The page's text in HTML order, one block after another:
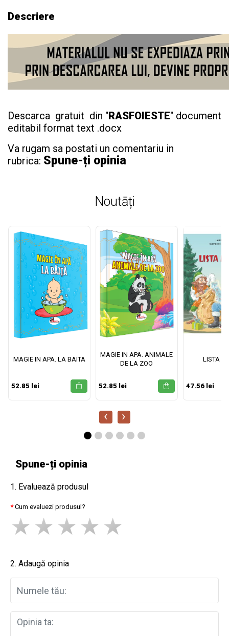
Descriere
Descarca gratuit din "RASFOIESTE" document
editabil format text .docx
Va rugam sa postati un comentariu in
rubrica: Spune-ți opinia
Noutāți
MAGIE IN APA. LA BAITA
52.85 lei
MAGIE IN APA. ANIMALE
DE LA ZOO
52.85 lei
LISTA
47.56 lei
‹ ›
Spune-ți opinia
1. Evaluează produsul
Cum evaluezi produsul?
2. Adaugă opinia